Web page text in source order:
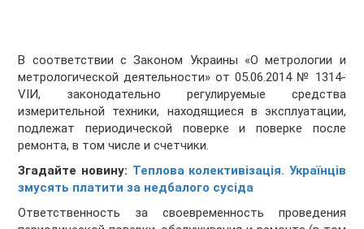
В соответствии с Законом Украины «О метрологии и
метрологической деятельности» от 05.06.2014 № 1314-
VIИ, законодательно регулируемые средства
измерительной техники, находящиеся в эксплуатации,
подлежат периодической поверке и поверке после
ремонта, в том числе и счетчики.
Згадайте новину: Теплова колективізація. Українців
змусять платити за недбалого сусіда
Ответственность за своевременность проведения